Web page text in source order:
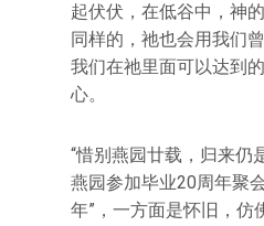
起伏伏，在低谷中，神
同样的，祂也会用我们
我们在祂里面可以达到
心。
“惜别燕园廿载，归来仍
燕园参加毕业20周年聚
年”，一方面是怀旧，仿